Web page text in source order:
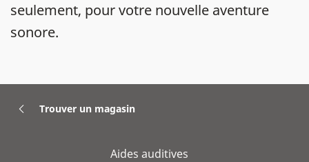
seulement, pour votre nouvelle aventure
sonore.
Trouver un magasin
Aides auditives